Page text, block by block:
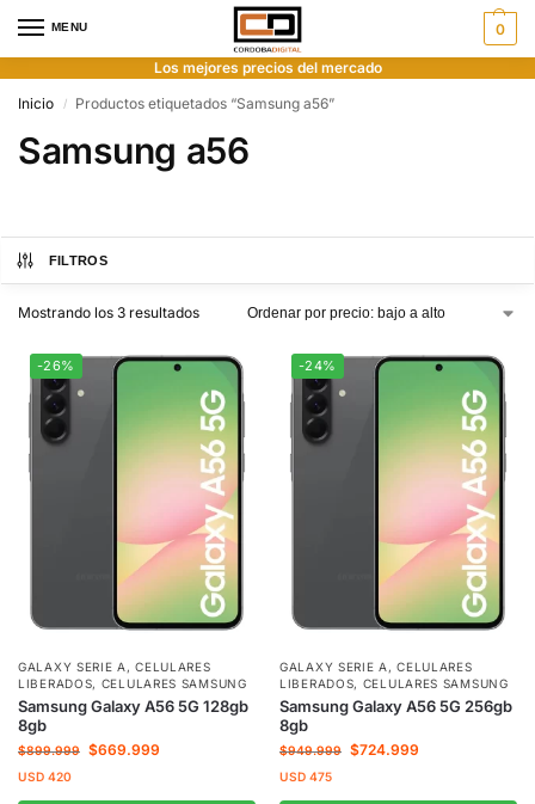
MENU 0
Los mejores precios del mercado
Inicio
/ Productos etiquetados “Samsung a56”
Samsung a56
FILTROS
Mostrando los 3 resultados
-26%
GALAXY SERIE A ,CELULARES
LIBERADOS, CELULARES SAMSUNG
Samsung Galaxy A56 5G 128gb
8gb
$899.999 $669.999
USD 420
-24%
GALAXY SERIE A ,CELULARES
LIBERADOS, CELULARES SAMSUNG
Samsung Galaxy A56 5G 256gb
8gb
$949.999 $724.999
USD 475